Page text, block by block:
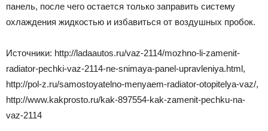
панель, после чего остается только заправить систему
охлаждения жидкостью и избавиться от воздушных пробок.
Источники: http://ladaautos.ru/vaz-2114/mozhno-li-zamenit-
radiator-pechki-vaz-2114-ne-snimaya-panel-upravleniya.html,
http://pol-z.ru/samostoyatelno-menyaem-radiator-otopitelya-vaz/,
http://www.kakprosto.ru/kak-897554-kak-zamenit-pechku-na-
vaz-2114